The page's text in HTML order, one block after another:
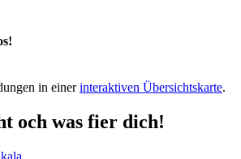
in einerinteraktiven Übersichtskarte.
och was fier dich!